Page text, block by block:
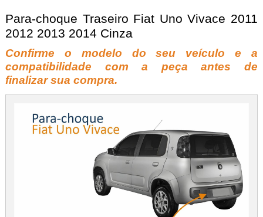
Para-choque Traseiro Fiat Uno Vivace 2011
2012 2013 2014 Cinza
Confirme o modelo do seu veículo e a
compatibilidade com a peça antes de
finalizar sua compra.